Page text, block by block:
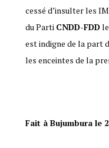
cessé d’insulter les
du Parti CNDD-FDD
est indigne de la part
les enceintes de la
Fait à Bujumbura le